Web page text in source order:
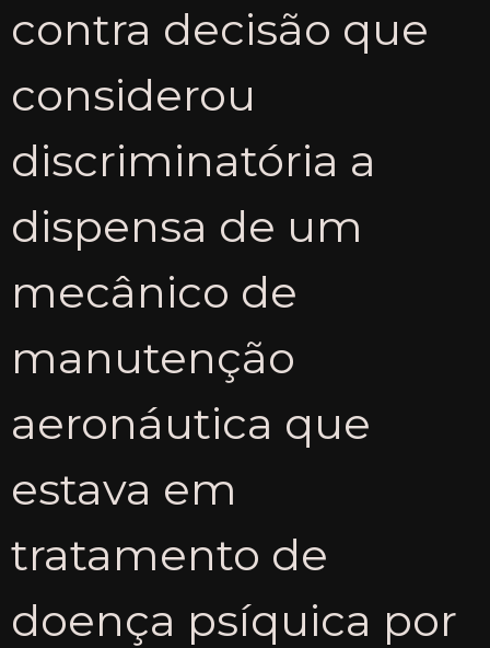
contra decisão que
considerou
discriminatória a
dispensa de um
mecânico de
manutenção
aeronáutica que
estava em
tratamento de
doença psíquica por